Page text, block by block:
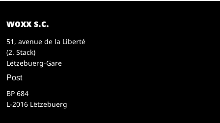
woxx s.c.
51, avenue de la Liberté
(2. Stack)
Lëtzebuerg-Gare
Post
BP 684
L-2016 Lëtzebuerg